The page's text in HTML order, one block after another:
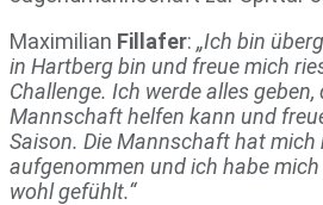
Maximilian Fillafer: „Ich bin
in Hartberg bin und freue mich
Challenge. Ich werde alles
Mannschaft helfen kann und
Saison. Die Mannschaft hat
aufgenommen und ich habe
wohl gefühlt.“